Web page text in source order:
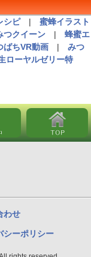
シピ| 蜜蜂イラスト
つクイーン | 蜂蜜エ
ばちVR動画 | みつ
ローヤルゼリー特
わせ
シーポリシー